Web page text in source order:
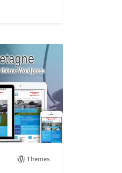
Themes